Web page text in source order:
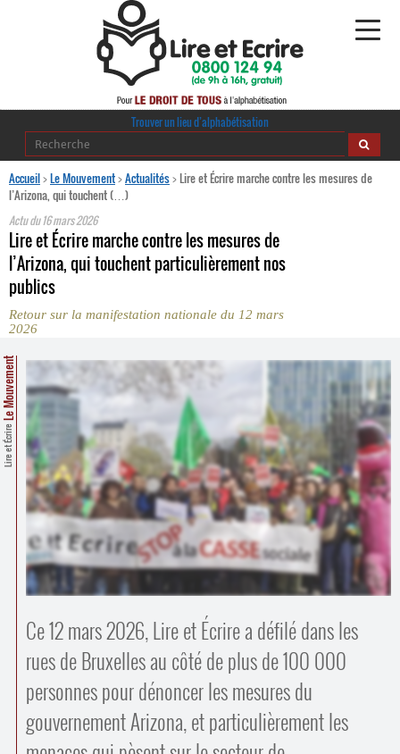
Alphabétisation
journaldelalpha.be
Ressources pédagogiques
Comprendre et parler
Bienvenue en Belgique
Contacts
Trouver un lieu d’alphabétisation
Trouver un lieu d’alphabétisation
Accueil>Le Mouvement>Actualités>Lire et Écrire marche contre les mesures de
l’Arizona, qui touchent (…)
Actu du16 mars 2026
Lire et Écrire marche contre les mesures de
l’Arizona, qui touchent particulièrement nos
publics
Retour sur la manifestation nationale du 12 mars
2026
Lire et Écrire
Le Mouvement
Ce 12 mars 2026, Lire et Écrire a défilé dans les
rues de Bruxelles au côté de plus de 100 000
personnes pour dénoncer les mesures du
gouvernement Arizona, et particulièrement les